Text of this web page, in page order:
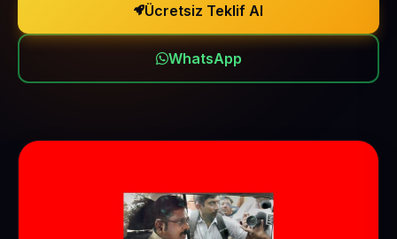
Ücretsiz Teklif Al
WhatsApp